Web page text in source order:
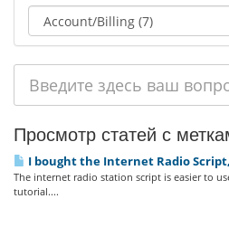
Просмотр статей с
I bought the Internet Radio
The internet radio station script is easier to
tutorial....